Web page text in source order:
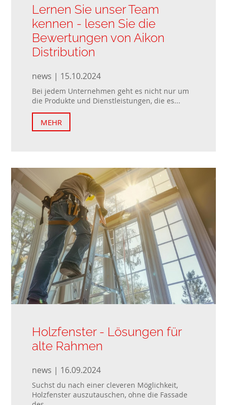
Lernen Sie unser Team
kennen - lesen Sie die
Bewertungen von Aikon
Distribution
news | 15.10.2024
Bei jedem Unternehmen geht es nicht nur um
die Produkte und Dienstleistungen, die es...
MEHR
Holzfenster - Lösungen für
alte Rahmen
news | 16.09.2024
Suchst du nach einer cleveren Möglichkeit,
Holzfenster auszutauschen, ohne die Fassade